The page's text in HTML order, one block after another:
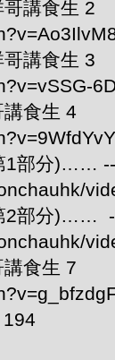
講食生 2
講食生 3
食生 4
1部分)……
2部分)……
食生 7